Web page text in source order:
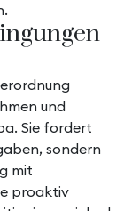
und
Sie fordert
sondern
mit
proaktiv